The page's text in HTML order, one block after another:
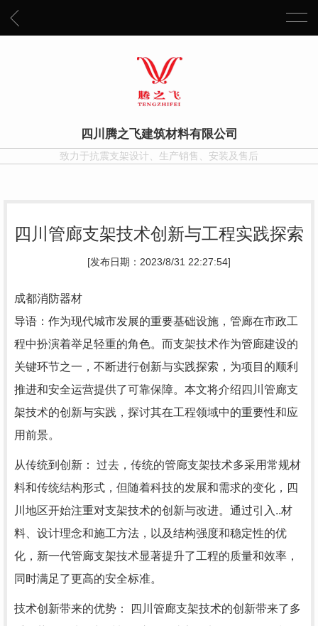
四川腾之飞建筑材料有限公司
致力于抗震支架设计、生产销售、安装及售后
四川管廊支架技术创新与工程实践探索
[发布日期：2023/8/31 22:27:54]
成都消防器材
导语：作为现代城市发展的重要基础设施，管廊在市政工
程中扮演着举足轻重的角色。而支架技术作为管廊建设的
关键环节之一，不断进行创新与实践探索，为项目的顺利
推进和安全运营提供了可靠保障。本文将介绍四川管廊支
架技术的创新与实践，探讨其在工程领域中的重要性和应
用前景。
从传统到创新： 过去，传统的管廊支架技术多采用常规材
料和传统结构形式，但随着科技的发展和需求的变化，四
川地区开始注重对支架技术的创新与改进。通过引入..材
料、设计理念和施工方法，以及结构强度和稳定性的优
化，新一代管廊支架技术显著提升了工程的质量和效率，
同时满足了更高的安全标准。
技术创新带来的优势： 四川管廊支架技术的创新带来了多